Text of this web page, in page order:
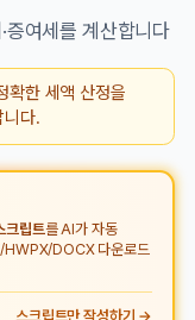
여세를 계산합니다
확한 세액 산정을
니다.
크립트를 AI가 자동
HWPX/DOCX 다운로드
스크립트만 작성하기 →